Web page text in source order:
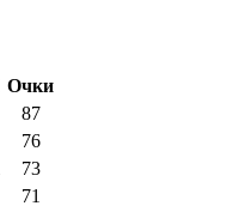
Очки
87
76
73
71